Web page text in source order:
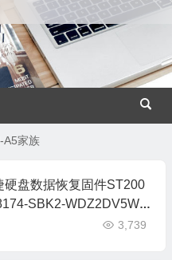
A5家族
硬盘数据恢复固件ST200
SBK2-WDZ2DV5W-
3,739